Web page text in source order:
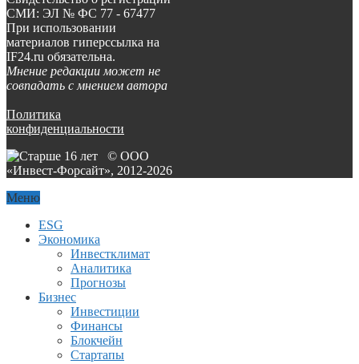
СМИ: ЭЛ № ФС 77 - 67477
При использовании
материалов гиперссылка на
IF24.ru обязательна.
Мнение редакции может не
совпадать с мнением автора
Политика
конфиденциальности
© ООО
«Инвест-Форсайт», 2012-2026
Меню
ESG
Экономика
Инвестклимат
Аналитика
Прогнозы
Бизнес
Инвестиции
Финансы
Блокчейн
Стартапы